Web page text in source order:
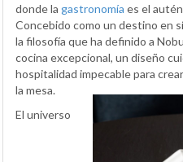
donde la gastronomía es el
Concebido como un destino en
la filosofía que ha definido a
cocina excepcional, un diseño
hospitalidad impecable para
la mesa.
El universo